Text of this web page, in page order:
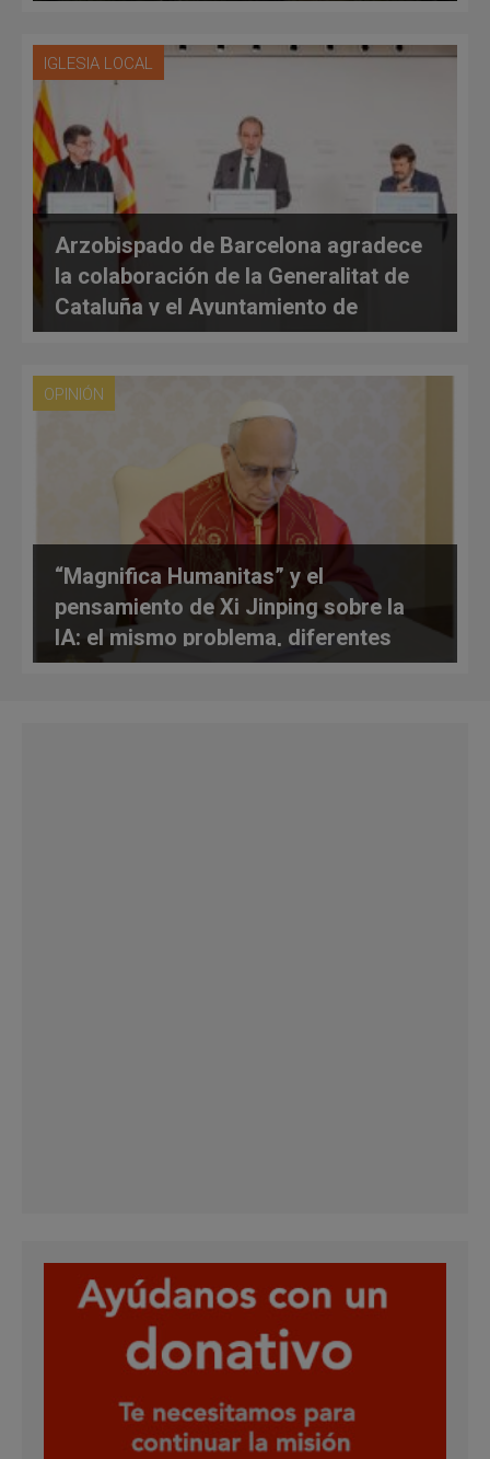
IGLESIA LOCAL
Arzobispado de Barcelona agradece
la colaboración de la Generalitat de
Cataluña y el Ayuntamiento de
Barcelona en la preparación de la
OPINIÓN
“Magnifica Humanitas” y el
pensamiento de Xi Jinping sobre la
IA: el mismo problema, diferentes
soluciones